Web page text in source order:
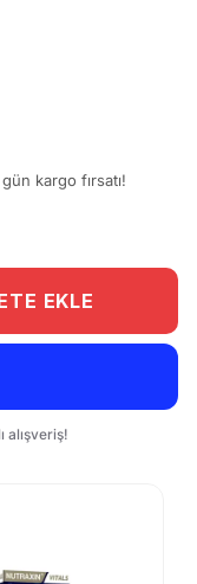
kargo fırsatı!
EKLE